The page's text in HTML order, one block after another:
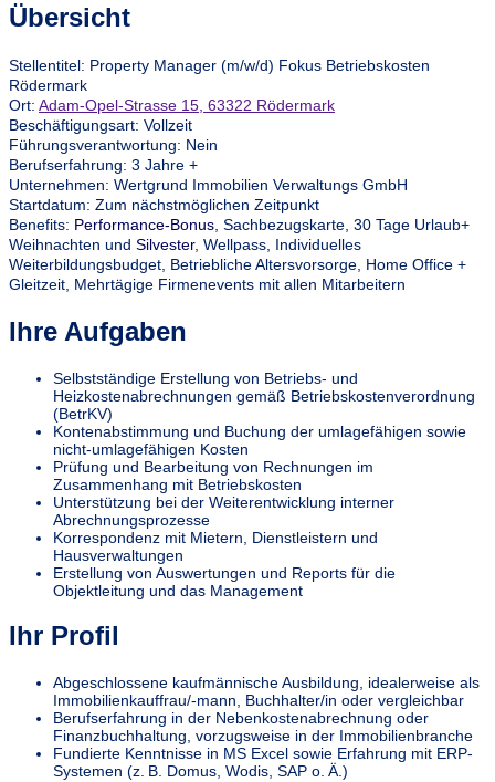
Übersicht
Stellentitel: Property Manager (m/w/d) Fokus Betriebskosten
Rödermark
Ort: Adam-Opel-Strasse 15, 63322 Rödermark
Beschäftigungsart: Vollzeit
Führungsverantwortung: Nein
Berufserfahrung: 3 Jahre +
Unternehmen: Wertgrund Immobilien Verwaltungs GmbH
Startdatum: Zum nächstmöglichen Zeitpunkt
Benefits: Performance-Bonus , Sachbezugskarte, 30 Tage Urlaub+
Weihnachten und Silvester, Wellpass, Individuelles
Weiterbildungsbudget, Betriebliche Altersvorsorge, Home Office +
Gleitzeit, Mehrtägige Firmenevents mit allen Mitarbeitern
Ihre Aufgaben
Selbstständige Erstellung von Betriebs- und
Heizkostenabrechnungen gemäß Betriebskostenverordnung
(BetrKV)
Kontenabstimmung und Buchung der umlagefähigen sowie
nicht-umlagefähigen Kosten
Prüfung und Bearbeitung von Rechnungen im
Zusammenhang mit Betriebskosten
Unterstützung bei der Weiterentwicklung interner
Abrechnungsprozesse
Korrespondenz mit Mietern, Dienstleistern und
Hausverwaltungen
Erstellung von Auswertungen und Reports für die
Objektleitung und das Management
Ihr Profil
Abgeschlossene kaufmännische Ausbildung, idealerweise als
Immobilienkauffrau/-mann, Buchhalter/in oder vergleichbar
Berufserfahrung in der Nebenkostenabrechnung oder
Finanzbuchhaltung, vorzugsweise in der Immobilienbranche
Fundierte Kenntnisse in MS Excel sowie Erfahrung mit ERP-
Systemen (z. B. Domus, Wodis, SAP o. Ä.)